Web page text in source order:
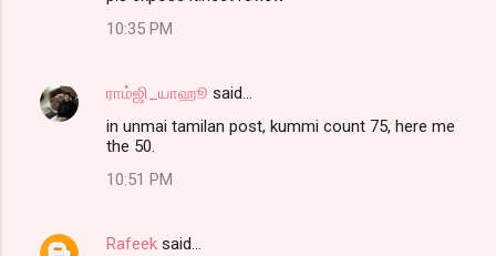
10:35 PM
ராம்ஜி_யாஹூ said…
in unmai tamilan post, kummi count 75, here me
the 50.
10:51 PM
Rafeek said…